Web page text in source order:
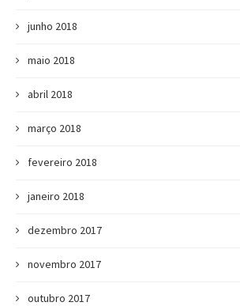
junho 2018
maio 2018
abril 2018
março 2018
fevereiro 2018
janeiro 2018
dezembro 2017
novembro 2017
outubro 2017